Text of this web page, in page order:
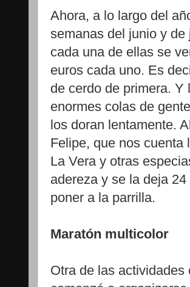
Ahora, a lo largo del
semanas del junio y
cada una de ellas se
euros cada uno. Es
de cerdo de primera.
enormes colas de
los doran lentamente.
Felipe, que nos cuenta
La Vera y otras
adereza y se la deja
poner a la parrilla.
Maratón multicolor
Otra de las